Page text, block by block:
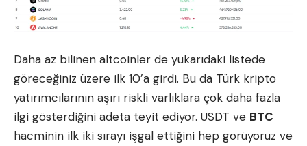
Daha az bilinen altcoinler de yukarıdaki listede
göreceğiniz üzere ilk 10’a girdi. Bu da Türk kripto
yatırımcılarının aşırı riskli varlıklara çok daha fazla
ilgi gösterdiğini adeta teyit ediyor. USDT ve BTC
hacminin ilk iki sırayı işgal ettiğini hep görüyoruz ve